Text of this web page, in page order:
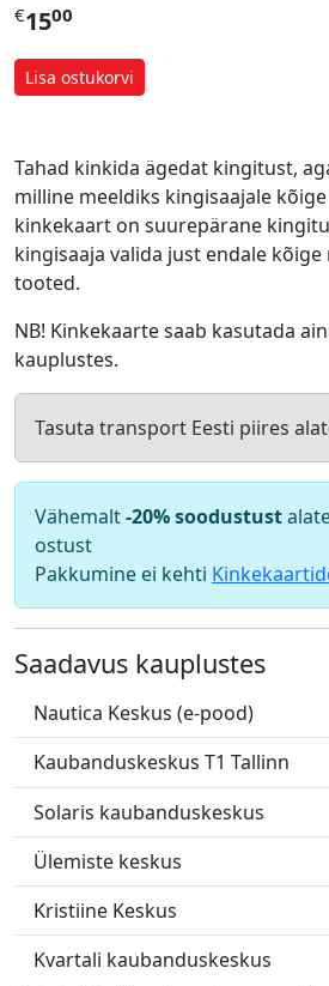
€1500
Lisa ostukorvi
Tahad kinkida ägedat kingitust,
milline meeldiks kingisaajale
kinkekaart on suurepärane
kingisaaja valida just endale
tooted.
NB! Kinkekaarte saab kasutada
kauplustes.
Tasuta transport Eesti piires
Vähemalt-20% soodustust
ostust
Pakkumine ei kehti
Saadavus kauplustes
Nautica Keskus (e-pood)
Kaubanduskeskus T1 Tallinn
Solaris kaubanduskeskus
Ülemiste keskus
Kristiine Keskus
Kvartali kaubanduskeskus